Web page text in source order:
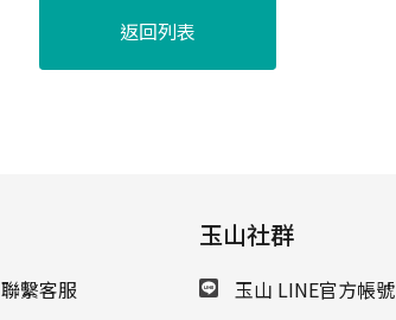
返回列表
聯繫客服
玉山社群
玉山 LINE官方帳號